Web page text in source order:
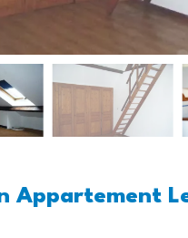
Appartement